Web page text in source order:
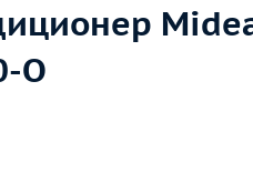
O